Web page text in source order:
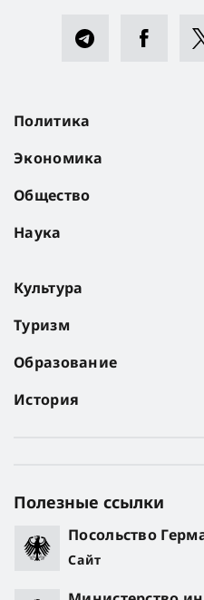
Политика
Экономика
Общество
Наука
Культура
Туризм
Образование
История
Полезные ссылки
Посольство
Сайт